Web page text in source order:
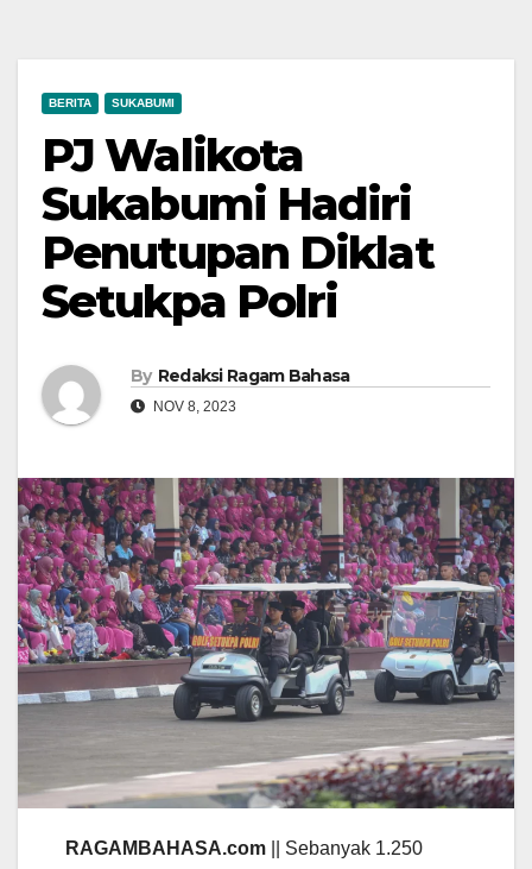
BERITA SUKABUMI
PJ Walikota
Sukabumi Hadiri
Penutupan Diklat
Setukpa Polri
By Redaksi Ragam Bahasa
NOV 8, 2023
RAGAMBAHASA.com || Sebanyak 1.250